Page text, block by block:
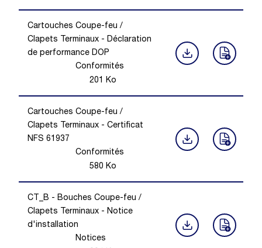
Cartouches Coupe-feu /
Clapets Terminaux - Déclaration
de performance DOP
Conformités
201 Ko
Cartouches Coupe-feu /
Clapets Terminaux - Certificat
NFS 61937
Conformités
580 Ko
CT_B - Bouches Coupe-feu /
Clapets Terminaux - Notice
d'installation
Notices